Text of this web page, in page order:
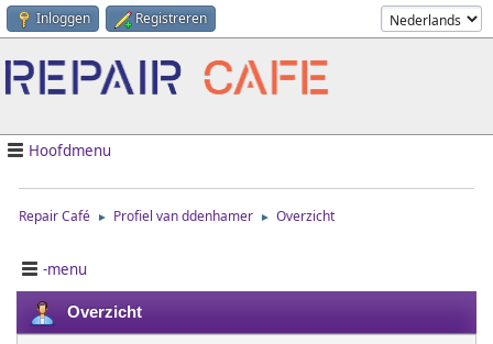
Inloggen Registreren
Hoofdmenu
Repair Café ► Profiel van ddenhamer ► Overzicht
-menu
Overzicht